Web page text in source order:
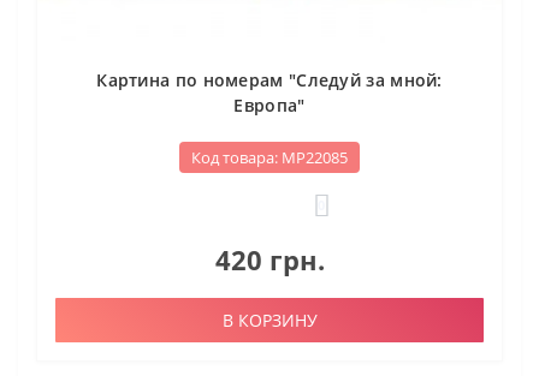
Картина по номерам "Следуй за мной:
Европа"
Код товара: МР22085
420 грн.
В КОРЗИНУ